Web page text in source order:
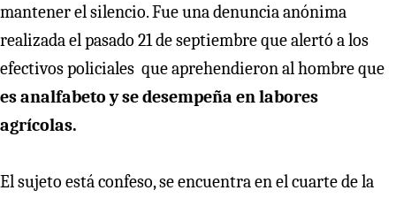
mantener el silencio. Fue una denuncia anónima
realizada el pasado 21 de septiembre que alertó a los
efectivos policiales que aprehendieron al hombre que
es analfabeto y se desempeña en labores
agrícolas.
El sujeto está confeso, se encuentra en el cuarte de la